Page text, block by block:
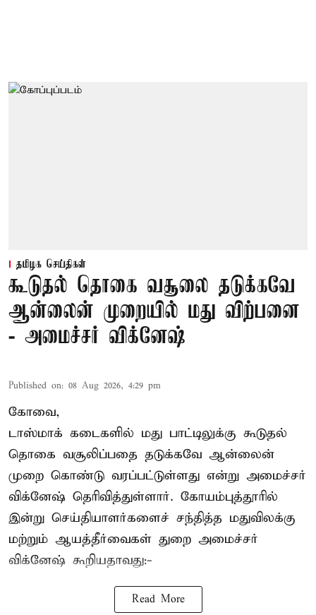
தமிழக செய்திகள்
கூடுதல் தொகை வசூலை தடுக்கவே
ஆன்லைன் முறையில் மது விற்பனை
- அமைச்சர் விக்னேஷ்
Published on: 08 Aug 2026, 4:29 pm
கோவை,
டாஸ்மாக் கடைகளில் மது பாட்டிலுக்கு கூடுதல்
தொகை வசூலிப்பதை தடுக்கவே ஆன்லைன்
முறை கொண்டு வரப்பட்டுள்ளது என்று அமைச்சர்
விக்னேஷ் தெரிவித்துள்ளார். கோயம்புத்தூரில்
இன்று செய்தியாளர்களைச் சந்தித்த மதுவிலக்கு
மற்றும் ஆயத்தீர்வைகள் துறை அமைச்சர்
விக்னேஷ் கூறியதாவது:-
Read More